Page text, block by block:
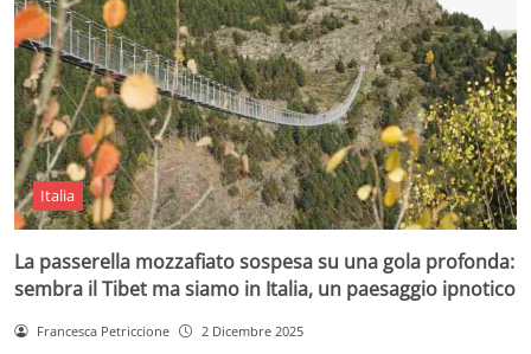
Italia
La passerella mozzafiato sospesa su una gola profonda:
sembra il Tibet ma siamo in Italia, un paesaggio ipnotico
Francesca Petriccione 2 Dicembre 2025